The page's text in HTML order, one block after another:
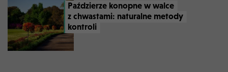
Paździerze konopne w walce
z chwastami: naturalne metody
kontroli